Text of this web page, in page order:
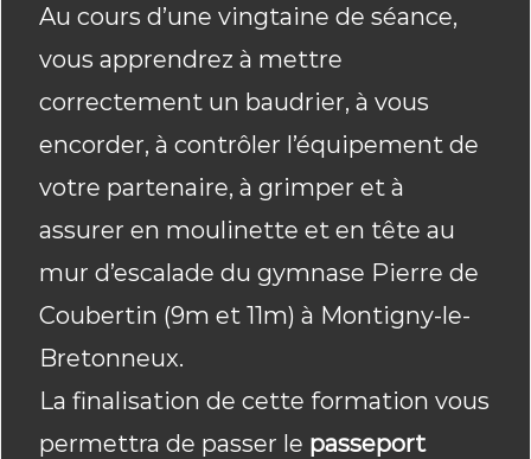
Au cours d’une vingtaine de séance,
vous apprendrez à mettre
correctement un baudrier, à vous
encorder, à contrôler l’équipement de
votre partenaire, à grimper et à
assurer en moulinette et en tête au
mur d’escalade du gymnase Pierre de
Coubertin (9m et 11m) à Montigny-le-
Bretonneux.
La finalisation de cette formation vous
permettra de passer le passeport